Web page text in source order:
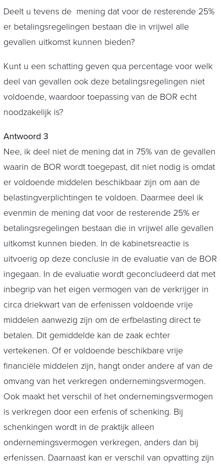
Deelt u tevens de mening dat voor de resterende 25%
er betalingsregelingen bestaan die in vrijwel alle
gevallen uitkomst kunnen bieden?
Kunt u een schatting geven qua percentage voor welk
deel van gevallen ook deze betalingsregelingen niet
voldoende, waardoor toepassing van de BOR echt
noodzakelijk is?
Antwoord 3
Nee, ik deel niet de mening dat in 75% van de gevallen
waarin de BOR wordt toegepast, dit niet nodig is omdat
er voldoende middelen beschikbaar zijn om aan de
belastingverplichtingen te voldoen. Daarmee deel ik
evenmin de mening dat voor de resterende 25% er
betalingsregelingen bestaan die in vrijwel alle gevallen
uitkomst kunnen bieden. In de kabinetsreactie is
uitvoerig op deze conclusie in de evaluatie van de BOR
ingegaan. In de evaluatie wordt geconcludeerd dat met
inbegrip van het eigen vermogen van de verkrijger in
circa driekwart van de erfenissen voldoende vrije
middelen aanwezig zijn om de erfbelasting direct te
betalen. Dit gemiddelde kan de zaak echter
vertekenen. Of er voldoende beschikbare vrije
financiële middelen zijn, hangt onder andere af van de
omvang van het verkregen ondernemingsvermogen.
Ook maakt het verschil of het ondernemingsvermogen
is verkregen door een erfenis of schenking. Bij
schenkingen wordt in de praktijk alleen
ondernemingsvermogen verkregen, anders dan bij
erfenissen. Daarnaast kan er verschil van opvatting zijn